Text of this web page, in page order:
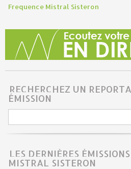
Frequence Mistral Sisteron
RECHERCHEZ UN
ÉMISSION
LES DERNIÈRES
MISTRAL SISTERON